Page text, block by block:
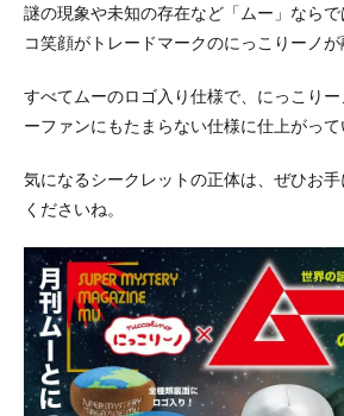
謎の現象や未知の存在など「ムー」なら
コ笑顔がトレードマークのにっこりーノが
すべてムーのロゴ入り仕様で、にっこり
ーファンにもたまらない仕様に仕上がって
気になるシークレットの正体は、ぜひお
くださいね。